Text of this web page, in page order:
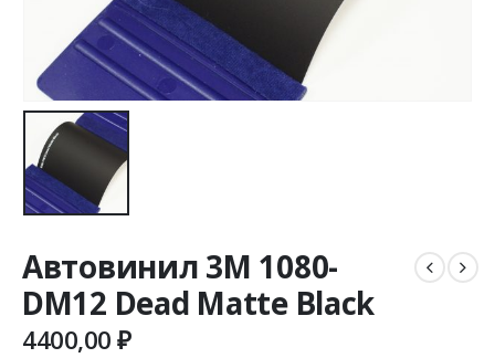
Автовинил 3M 1080-
DM12 Dead Matte Black
4400,00₽